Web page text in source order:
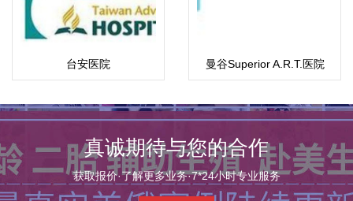
台安医院 曼谷Superior A.R.T.医院
真诚期待与您的合作
获取报价·了解更多业务·7*24小时专业服务